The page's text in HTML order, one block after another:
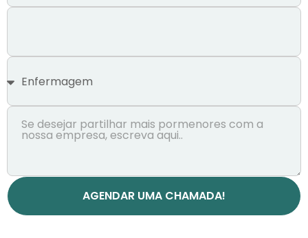
AGENDAR UMA CHAMADA!